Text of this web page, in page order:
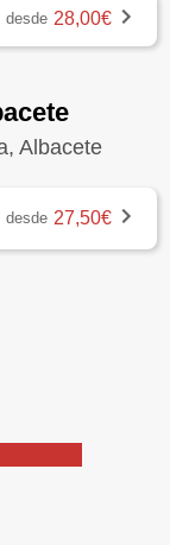
desde 28,00€
Albacete
desde 27,50€